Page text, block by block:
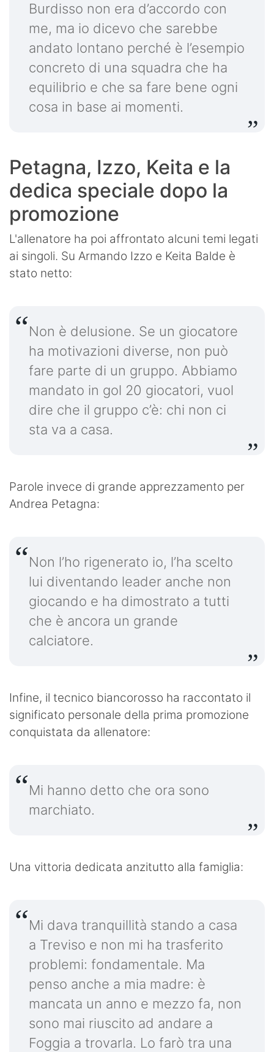
Burdisso non era d’accordo con
me, ma io dicevo che sarebbe
andato lontano perché è l’esempio
concreto di una squadra che ha
equilibrio e che sa fare bene ogni
cosa in base ai momenti.
Petagna, Izzo, Keita e la
dedica speciale dopo la
promozione
L'allenatore ha poi affrontato alcuni temi legati
ai singoli. Su Armando Izzo e Keita Balde è
stato netto:
Non è delusione. Se un giocatore
ha motivazioni diverse, non può
fare parte di un gruppo. Abbiamo
mandato in gol 20 giocatori, vuol
dire che il gruppo c’è: chi non ci
sta va a casa.
Parole invece di grande apprezzamento per
Andrea Petagna:
Non l’ho rigenerato io, l’ha scelto
lui diventando leader anche non
giocando e ha dimostrato a tutti
che è ancora un grande
calciatore.
Infine, il tecnico biancorosso ha raccontato il
significato personale della prima promozione
conquistata da allenatore:
Mi hanno detto che ora sono
marchiato.
Una vittoria dedicata anzitutto alla famiglia:
Mi dava tranquillità stando a casa
a Treviso e non mi ha trasferito
problemi: fondamentale. Ma
penso anche a mia madre: è
mancata un anno e mezzo fa, non
sono mai riuscito ad andare a
Foggia a trovarla. Lo farò tra una